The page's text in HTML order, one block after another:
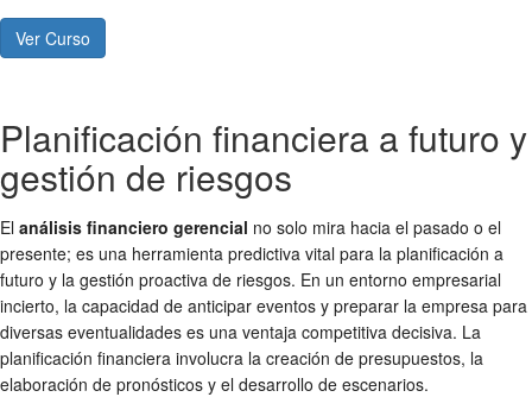
Ver Curso
Planificación financiera a futuro y
gestión de riesgos
El análisis financiero gerencial no solo mira hacia el pasado o el
presente; es una herramienta predictiva vital para la planificación a
futuro y la gestión proactiva de riesgos. En un entorno empresarial
incierto, la capacidad de anticipar eventos y preparar la empresa para
diversas eventualidades es una ventaja competitiva decisiva. La
planificación financiera involucra la creación de presupuestos, la
elaboración de pronósticos y el desarrollo de escenarios.